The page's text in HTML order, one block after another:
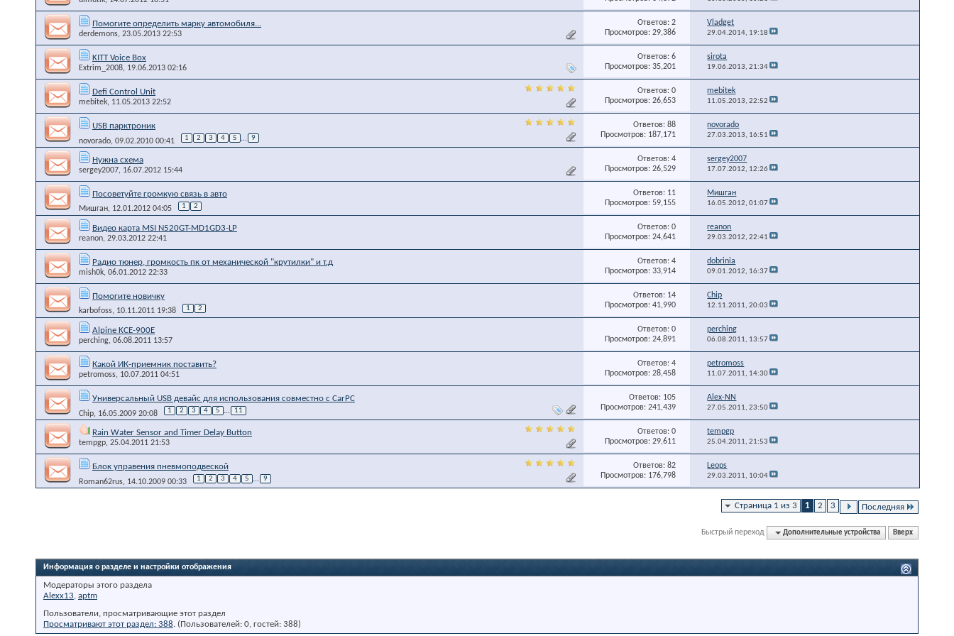
Помогите определить марку автомобиля...
derdemons, 23.05.2013 22:53
Ответов: 2
Просмотров: 29,386
Vladget
29.04.2014, 19:18
KITT Voice Box
Extrim_2008, 19.06.2013 02:16
Ответов: 6
Просмотров: 35,201
sirota
19.06.2013,21:34
Defi Control Unit
mebitek, 11.05.2013 22:52
Ответов: 0
Просмотров: 26,653
mebitek
11.05.2013,22:52
USB парктроник
novorado, 09.02.2010 00:41 1 2 3 4 5 ... 9
Ответов: 88
Просмотров: 187,171
novorado
27.03.2013, 16:51
Нужна схема
sergey2007, 16.07.2012 15:44
Ответов: 4
Просмотров: 26,529
sergey2007
17.07.2012, 12:26
Посоветуйте громкую связь в авто
Мишган, 12.01.2012 04:05 1 2
Ответов: 11
Просмотров: 59,155
Мишган
16.05.2012,01:07
Видео карта MSI N520GT-MD1GD3-LP
reanon, 29.03.2012 22:41
Ответов: 0
Просмотров: 24,641
reanon
29.03.2012,22:41
Радио тюнер, громкость пк от механической "крутилки" и т.д
mish0k, 06.01.2012 22:33
Ответов: 4
Просмотров: 33,914
dobrinia
09.01.2012, 16:37
Помогите новичку
karbofoss, 10.11.2011 19:38 1 2
Ответов: 14
Просмотров: 41,990
Chip
12.11.2011,20:03
Alpine KCE-900E
perching, 06.08.2011 13:57
Ответов: 0
Просмотров: 24,891
perching
06.08.2011, 13:57
Какой ИК-приемник поставить?
petromoss, 10.07.2011 04:51
Ответов: 4
Просмотров: 28,458
petromoss
11.07.2011, 14:30
Универсальный USB девайс для использования совместно с CarPC
Chip, 16.05.2009 20:08 1 2 3 4 5 ... 11
Ответов: 105
Просмотров: 241,439
Alex-NN
27.05.2011,23:50
Rain Water Sensor and Timer Delay Button
tempgp, 25.04.2011 21:53
Ответов: 0
Просмотров: 29,611
tempgp
25.04.2011,21:53
Блок управения пневмоподвеской
Roman62rus, 14.10.2009 00:33 1 2 3 4 5 ... 9
Ответов: 82
Просмотров: 176,798
Leops
29.03.2011, 10:04
Страница 1 из 3 1 2 3 Последняя
Быстрый переход Дополнительные устройства Вверх
Информация о разделе и настройки отображения
Модераторы этого раздела
Alexx13, aptm
Пользователи, просматривающие этот раздел
Просматривают этот раздел: 388. (Пользователей: 0, гостей: 388)